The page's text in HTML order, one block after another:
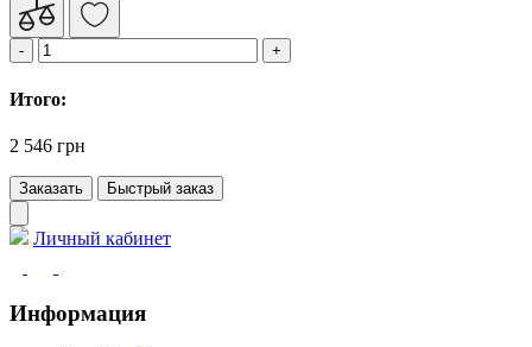
Итого:
2 546 грн
Заказать Быстрый заказ
Личный кабинет
Информация